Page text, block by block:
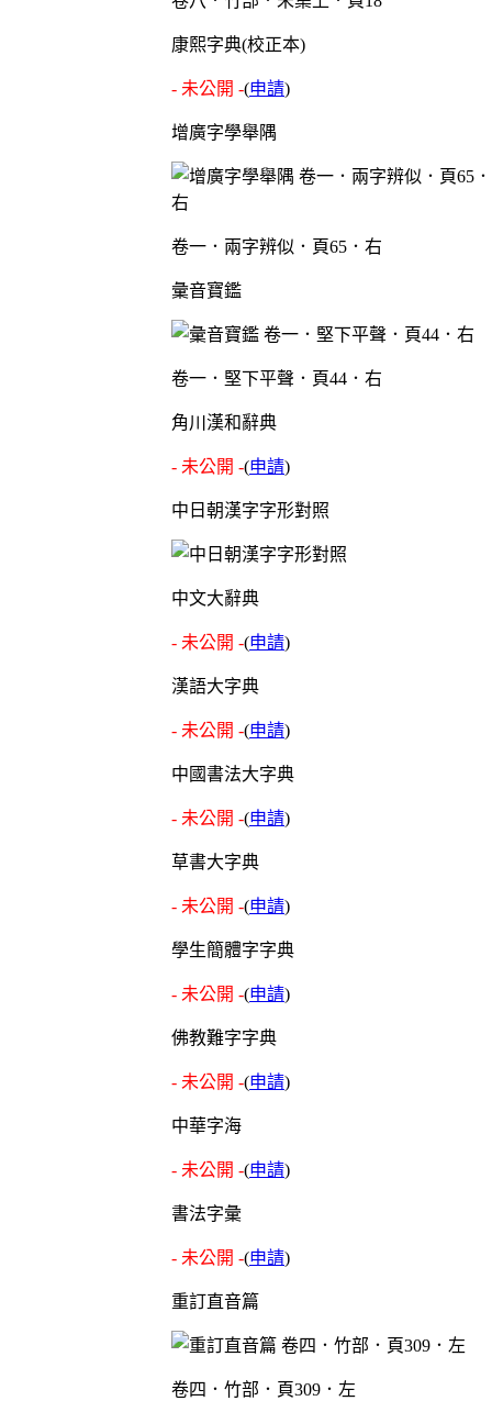
康熙字典(校正本)
- 未公開 -(申請)
增廣字學舉隅
卷一．兩字辨似．頁65．右
彙音寶鑑
卷一．堅下平聲．頁44．右
角川漢和辭典
- 未公開 -(申請)
中日朝漢字字形對照
中文大辭典
- 未公開 -(申請)
漢語大字典
- 未公開 -(申請)
中國書法大字典
- 未公開 -(申請)
草書大字典
- 未公開 -(申請)
學生簡體字字典
- 未公開 -(申請)
佛教難字字典
- 未公開 -(申請)
中華字海
- 未公開 -(申請)
書法字彙
- 未公開 -(申請)
重訂直音篇
卷四．竹部．頁309．左